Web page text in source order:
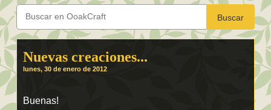
Buscar
Nuevas creaciones...
lunes, 30 de enero de 2012
Buenas!